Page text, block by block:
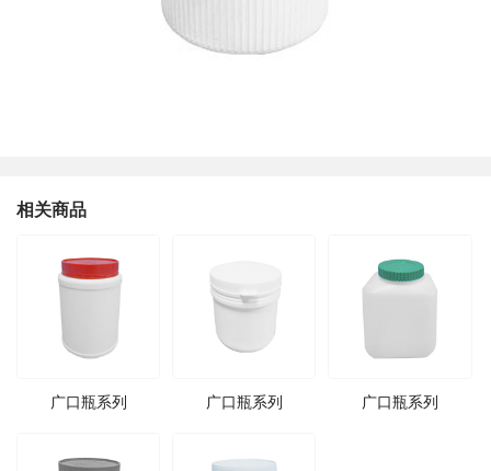
相关商品
广口瓶系列 广口瓶系列 广口瓶系列